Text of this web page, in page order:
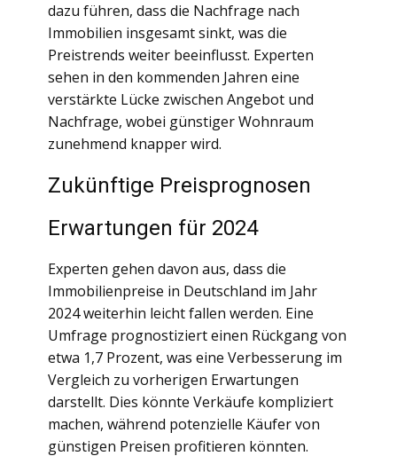
dazu führen, dass die Nachfrage nach
Immobilien insgesamt sinkt, was die
Preistrends weiter beeinflusst. Experten
sehen in den kommenden Jahren eine
verstärkte Lücke zwischen Angebot und
Nachfrage, wobei günstiger Wohnraum
zunehmend knapper wird.
Zukünftige Preisprognosen
Erwartungen für 2024
Experten gehen davon aus, dass die
Immobilienpreise in Deutschland im Jahr
2024 weiterhin leicht fallen werden. Eine
Umfrage prognostiziert einen Rückgang von
etwa 1,7 Prozent, was eine Verbesserung im
Vergleich zu vorherigen Erwartungen
darstellt. Dies könnte Verkäufe kompliziert
machen, während potenzielle Käufer von
günstigen Preisen profitieren könnten.